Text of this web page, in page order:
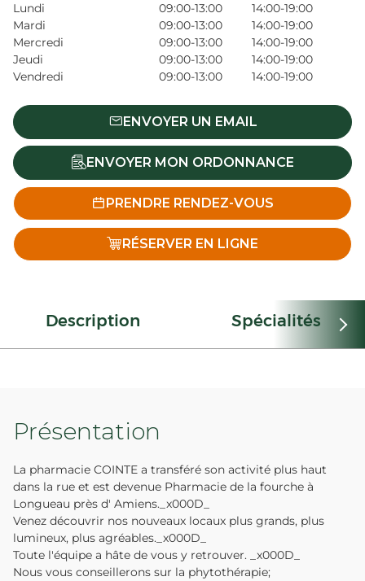
Lundi
09:00-13:00
14:00-19:00
Mardi
09:00-13:00
14:00-19:00
Mercredi
09:00-13:00
14:00-19:00
Jeudi
09:00-13:00
14:00-19:00
Vendredi
09:00-13:00 14:00-19:00
ENVOYER UN EMAIL
ENVOYER MON ORDONNANCE
PRENDRE RENDEZ-VOUS
RÉSERVER EN LIGNE
Description Spécialités
Présentation
La pharmacie COINTE a transféré son activité plus haut
dans la rue et est devenue Pharmacie de la fourche à
Longueau près d' Amiens._x000D_
Venez découvrir nos nouveaux locaux plus grands, plus
lumineux, plus agréables._x000D_
Toute l'équipe a hâte de vous y retrouver. _x000D_
Nous vous conseillerons sur la phytothérapie;